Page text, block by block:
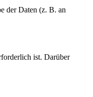
der Daten (z. B. an
ist. Darüber